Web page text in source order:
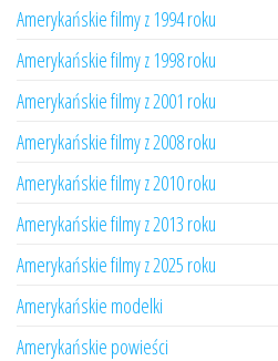
Amerykańskie filmy z 1994 roku
Amerykańskie filmy z 1998 roku
Amerykańskie filmy z 2001 roku
Amerykańskie filmy z 2008 roku
Amerykańskie filmy z 2010 roku
Amerykańskie filmy z 2013 roku
Amerykańskie filmy z 2025 roku
Amerykańskie modelki
Amerykańskie powieści